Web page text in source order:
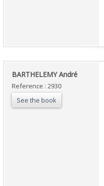
‎BARTHELEMY André‎
Reference : 2930
See the book